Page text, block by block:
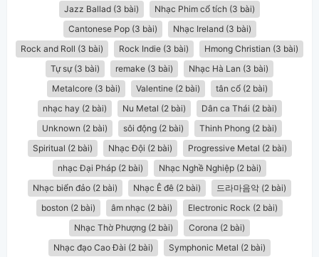
Jazz Ballad (3 bài)
Nhạc Phim cổ tích (3 bài)
Cantonese Pop (3 bài)
Nhạc Ireland (3 bài)
Rock and Roll (3 bài)
Rock Indie (3 bài)
Hmong Christian (3 bài)
Tự sự (3 bài)
remake (3 bài)
Nhạc Hà Lan (3 bài)
Metalcore (3 bài)
Valentine (2 bài)
tân cổ (2 bài)
nhạc hay (2 bài)
Nu Metal (2 bài)
Dân ca Thái (2 bài)
Unknown (2 bài)
sôi động (2 bài)
Thinh Phong (2 bài)
Spiritual (2 bài)
Nhạc Đội (2 bài)
Progressive Metal (2 bài)
nhạc Đại Pháp (2 bài)
Nhạc Nghề Nghiệp (2 bài)
Nhạc biển đảo (2 bài)
Nhạc Ê đê (2 bài)
드라마음악 (2 bài)
boston (2 bài)
âm nhạc (2 bài)
Electronic Rock (2 bài)
Nhạc Thờ Phượng (2 bài)
Corona (2 bài)
Nhạc đạo Cao Đài (2 bài)
Symphonic Metal (2 bài)